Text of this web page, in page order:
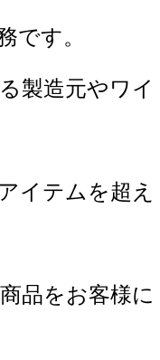
です。
製造元やワイ
イテムを超え
品をお客様に